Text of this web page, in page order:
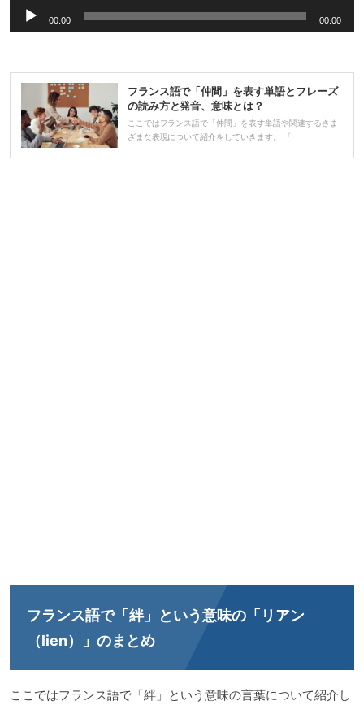
ー
声
レ
ヤ
ー
00:00 00:00
フランス語で「仲間」を表す単語とフレーズ
の読み方と発音、意味とは？
ここではフランス語で「仲間」を表す単語や関連するさま
ざまな表現について紹介をしていきます。 「
フランス語で「絆」という意味の「リアン
（lien）」のまとめ
ここではフランス語で「絆」という意味の言葉について紹介し